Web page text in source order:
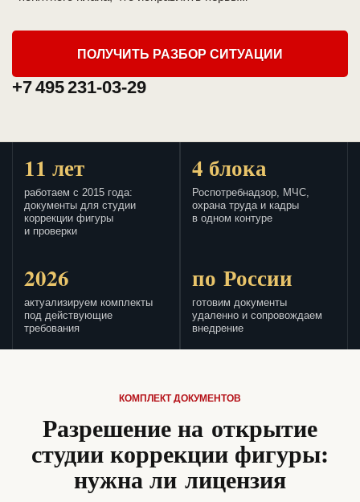
ПОЛУЧИТЬ РАЗБОР СИТУАЦИИ
+7 495 231-03-29
11 лет
работаем с 2015 года:
документы для студии
коррекции фигуры
и проверки
4 блока
Роспотребнадзор, МЧС,
охрана труда и кадры
в одном контуре
2026
актуализируем комплекты
под действующие
требования
по России
готовим документы
удаленно и сопровождаем
внедрение
КОМПЛЕКТ ДОКУМЕНТОВ
Разрешение на открытие
студии коррекции фигуры:
нужна ли лицензия